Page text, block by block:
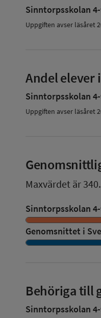
Sinntorpsskolan
Uppgiften avser läsåret
Andel elever
Sinntorpsskolan
Uppgiften avser läsåret
Maxvärdet är 340.
Sinntorpsskolan
Genomsnittet i
Behöriga till
Sinntorpsskolan